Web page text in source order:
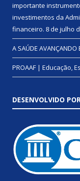
importante
investimentos da
financeiro. 8 de julho
A SAÚDE AVANÇANDO
PROAAF | Educação,
DESENVOLVIDO